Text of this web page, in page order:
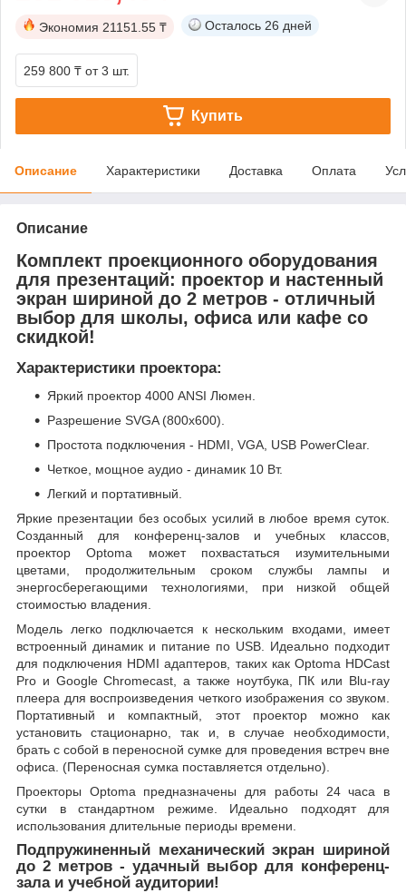
Экономия 21151.55 ₸ Осталось 26 дней
259 800 ₸ от 3 шт.
Купить
Описание Характеристики Доставка Оплата
Описание
Комплект проекционного оборудования
для презентаций: проектор и настенный
экран шириной до 2 метров - отличный
выбор для школы, офиса или кафе со
скидкой!
Характеристики проектора:
Яркий проектор 4000 ANSI Люмен.
Разрешение SVGA (800x600).
Простота подключения - HDMI, VGA, USB PowerClear.
Четкое, мощное аудио - динамик 10 Вт.
Легкий и портативный.
Яркие презентации без особых усилий в любое время суток.
Созданный для конференц-залов и учебных классов,
проектор Optoma может похвастаться изумительными
цветами, продолжительным сроком службы лампы и
энергосберегающими технологиями, при низкой общей
стоимостью владения.
Модель легко подключается к нескольким входами, имеет
встроенный динамик и питание по USB. Идеально подходит
для подключения HDMI адаптеров, таких как Optoma HDCast
Pro и Google Chromecast, а также ноутбука, ПК или Blu-ray
плеера для воспроизведения четкого изображения со звуком.
Портативный и компактный, этот проектор можно как
установить стационарно, так и, в случае необходимости,
брать с собой в переносной сумке для проведения встреч вне
офиса. (Переносная сумка поставляется отдельно).
Проекторы Optoma предназначены для работы 24 часа в
сутки в стандартном режиме. Идеально подходят для
использования длительные периоды времени.
Подпружиненный механический экран шириной
до 2 метров - удачный выбор для конференц-
зала и учебной аудитории!